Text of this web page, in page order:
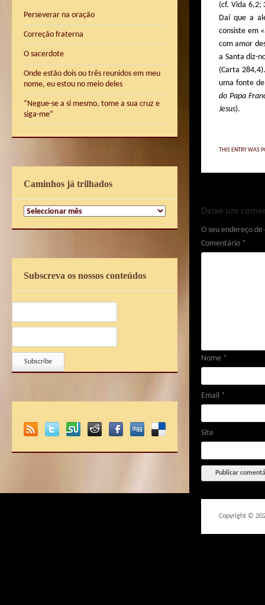
Perseverar na oração
Correção fraterna
O sacerdote
Onde estão dois ou três reunidos em meu
nome, eu estou no meio deles
“Negue-se a si mesmo, tome a sua cruz e
siga-me”
Caminhos já trilhados
Caminhos
Subscreva os nossos conteúdos
(cf. Vida 6,2;
Daí que a
consiste em
com amor
a Santa diz-
(Carta
uma fonte
do Papa
Jesus).
THIS ENTRY WAS
Deixe um
O seu endereço
Comentário *
Nome *
Email *
Site
Copyright ©